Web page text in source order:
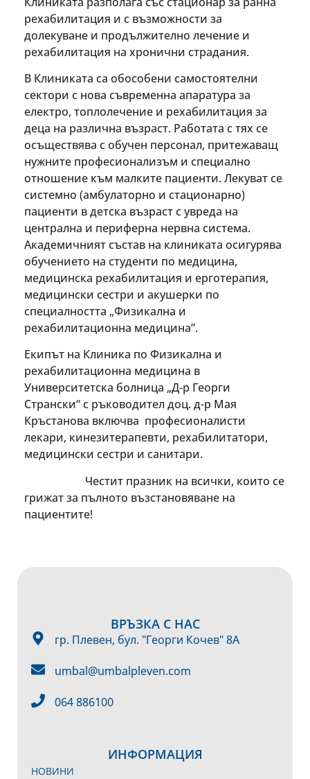
рехабилитация и с възможности за
долекуване и продължително лечение и
рехабилитация на хронични страдания.
В Клиниката са обособени самостоятелни
сектори с нова съвременна апаратура за
електро, топлолечение и рехабилитация за
деца на различна възраст. Работата с тях се
осъществява с обучен персонал, притежаващ
нужните професионализъм и специално
отношение към малките пациенти. Лекуват се
системно (амбулаторно и стационарно)
пациенти в детска възраст с увреда на
централна и периферна нервна система.
Академичният състав на клиниката осигурява
обучението на студенти по медицина,
медицинска рехабилитация и ерготерапия,
медицински сестри и акушерки по
специалността „Физикална и
рехабилитационна медицина”.
Екипът на Клиника по Физикална и
рехабилитационна медицина в
Университетска болница „Д-р Георги
Странски“ с ръководител доц. д-р Мая
Кръстанова включва професионалисти
лекари, кинезитерапевти, рехабилитатори,
медицински сестри и санитари.
Честит празник на всички, които се
грижат за пълното възстановяване на
пациентите!
ИНФОРМАЦИЯ
НОВИНИ
ВРЪЗКА С НАС
гр. Плевен, бул. "Георги Кочев" 8А
umbal@umbalpleven.com
064 886100